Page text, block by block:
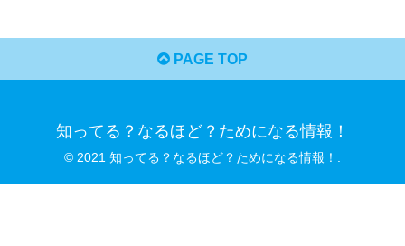
PAGE TOP
知ってる？なるほど？ためになる情報！
© 2021 知ってる？なるほど？ためになる情報！.